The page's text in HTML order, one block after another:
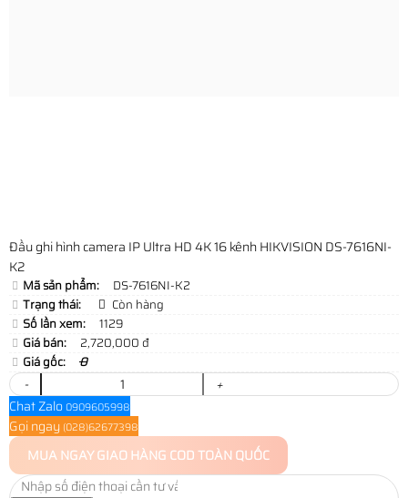
Đầu ghi hình camera IP Ultra HD 4K 16 kênh HIKVISION DS-7616NI-
K2
Mã sản phẩm:
DS-7616NI-K2
Trạng thái:
Còn hàng
Số lần xem:
1129
Giá bán:
2,720,000 đ
Giá gốc:
0
-
+
Chat Zalo 0909605998
Gọi ngay (028)62677398
MUA NGAYGIAO HÀNG COD TOÀN QUỐC